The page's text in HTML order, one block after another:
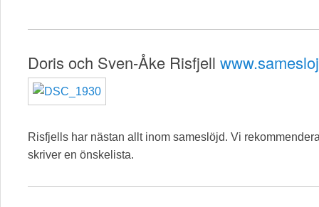
Doris och Sven-Åke Risfjell
Risfjells har nästan allt inom sameslöjd. Vi
skriver en önskelista.